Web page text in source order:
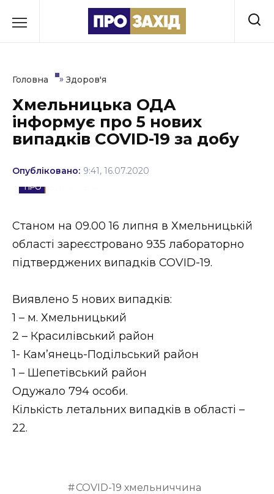
до
Культура
Освіта
Події
Соціум
Спорт
Втрачений Ужгород
Втрачений Ужгород (відеоверсія)
ЗАКАРПАТСЬКІ НОВИНИ
Головна » Здоров'я
Хмельницька ОДА
інформує про 5 нових
випадків СOVID-19 за добу
Опубліковано: 9:41, 16.07.2020
Cтаном на 09.00 16 липня в Хмельницькій
області зареєстровано 9️35 лабораторно
підтверджених випадків COVID-19.
Виявлено 5 нових випадків:
1 – м. Хмельницький
2 – Красилівський район
1- Кам’янець-Подільський район
1 – Шепетівський район
Одужало 794 особи.
Кількість летальних випадків в області –
22.
COVID-19 хмельниччина